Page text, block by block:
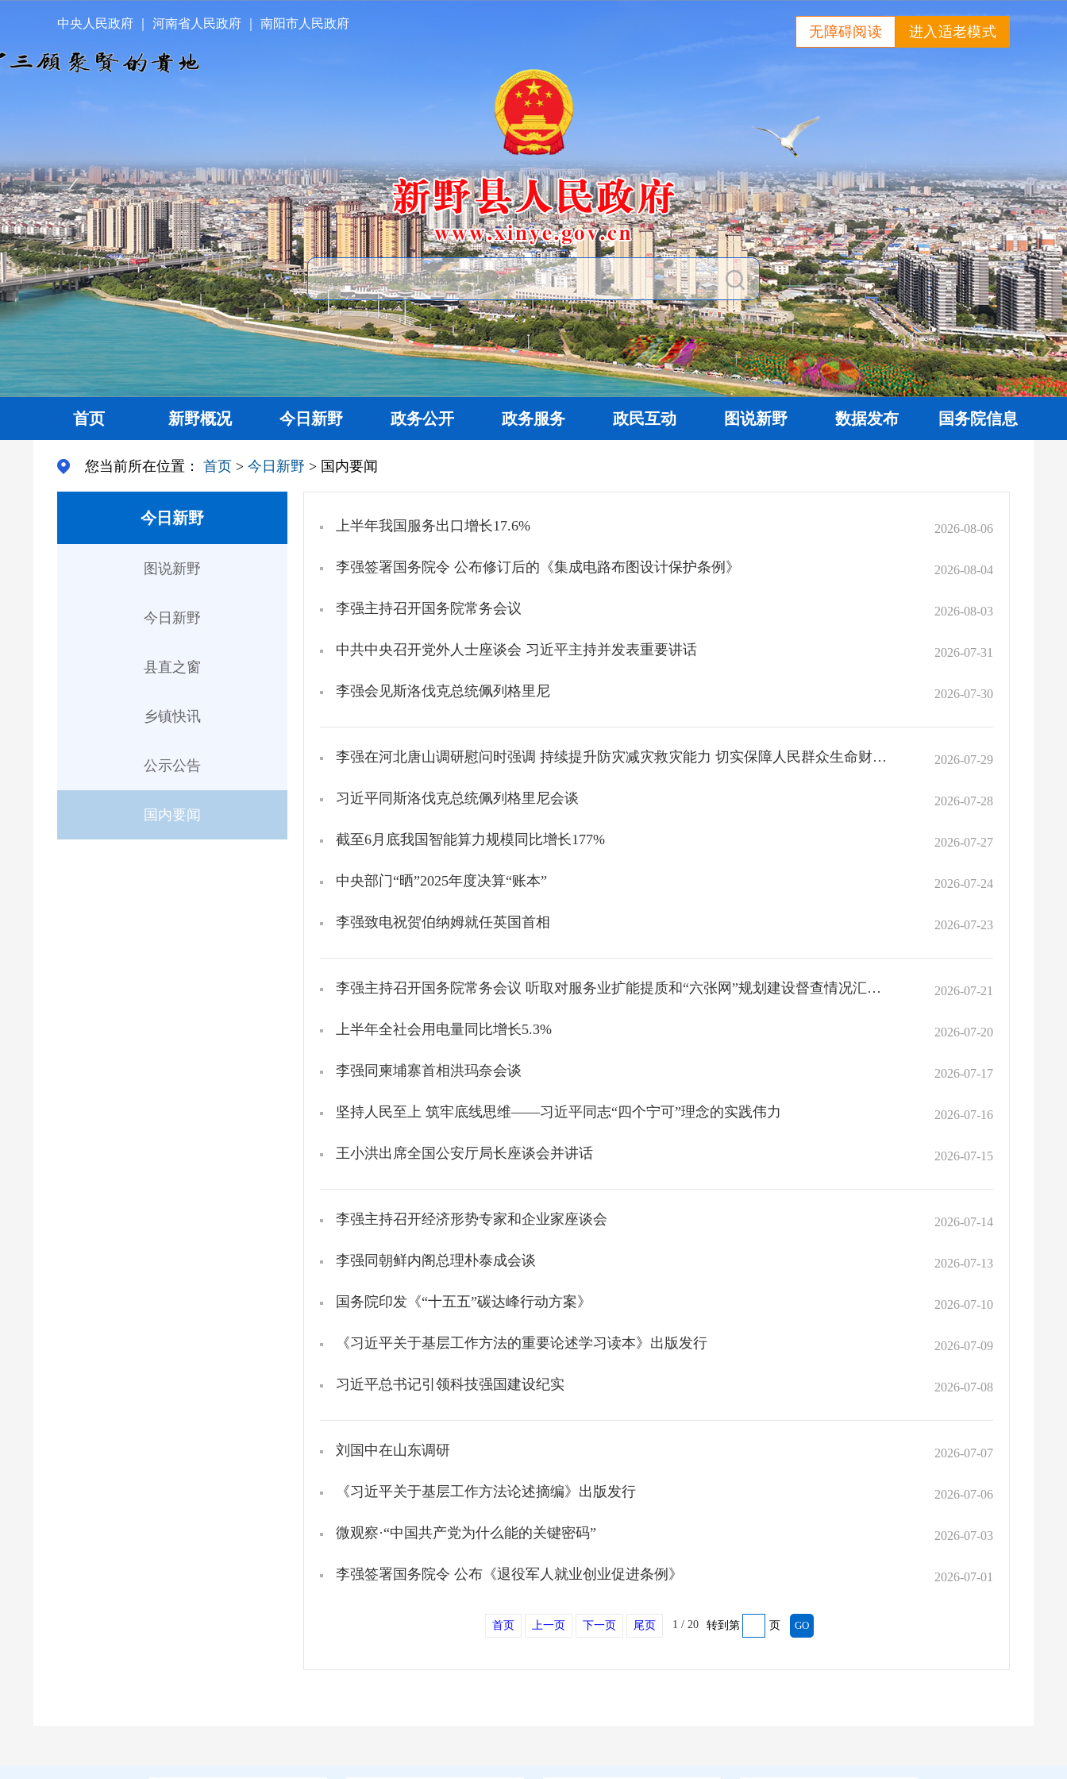
中央人民政府 河南省人民政府 南阳市人民政府
进入适老模式
无障碍阅读
首页 新野概况 今日新野 政务公开 政务服务 政民互动 图说新野 数据发布 国务院信息
您当前所在位置： 首页 > 今日新野 > 国内要闻
今日新野
图说新野
今日新野
县直之窗
乡镇快讯
公示公告
国内要闻
2026-08-06
上半年我国服务出口增长17.6%
2026-08-04
李强签署国务院令 公布修订后的《集成电路布图设计保护条例》
2026-08-03
李强主持召开国务院常务会议
2026-07-31
中共中央召开党外人士座谈会 习近平主持并发表重要讲话
2026-07-30
李强会见斯洛伐克总统佩列格里尼
2026-07-29
李强在河北唐山调研慰问时强调 持续提升防灾减灾救灾能力 切实保障人民群众生命财产安全
2026-07-28
习近平同斯洛伐克总统佩列格里尼会谈
2026-07-27
截至6月底我国智能算力规模同比增长177%
2026-07-24
中央部门“晒”2025年度决算“账本”
2026-07-23
李强致电祝贺伯纳姆就任英国首相
2026-07-21
李强主持召开国务院常务会议 听取对服务业扩能提质和“六张网”规划建设督查情况汇报等
2026-07-20
上半年全社会用电量同比增长5.3%
2026-07-17
李强同柬埔寨首相洪玛奈会谈
2026-07-16
坚持人民至上 筑牢底线思维——习近平同志“四个宁可”理念的实践伟力
2026-07-15
王小洪出席全国公安厅局长座谈会并讲话
2026-07-14
李强主持召开经济形势专家和企业家座谈会
2026-07-13
李强同朝鲜内阁总理朴泰成会谈
2026-07-10
国务院印发《“十五五”碳达峰行动方案》
2026-07-09
《习近平关于基层工作方法的重要论述学习读本》出版发行
2026-07-08
习近平总书记引领科技强国建设纪实
2026-07-07
刘国中在山东调研
2026-07-06
《习近平关于基层工作方法论述摘编》出版发行
2026-07-03
微观察·“中国共产党为什么能的关键密码”
2026-07-01
李强签署国务院令 公布《退役军人就业创业促进条例》
首页 上一页 下一页 尾页 1 / 20 转到第 页